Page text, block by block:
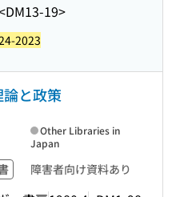
19>
2023
と政策
障害者向け資料あり
Other Libraries in
Japan